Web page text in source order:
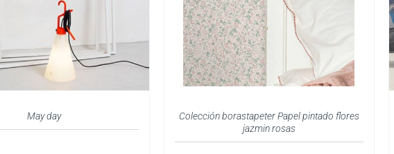
May day
Colección borastapeter Papel pintado flores
jazmin rosas